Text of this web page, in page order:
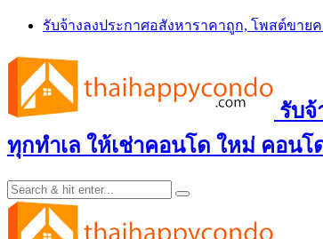
Skip
content
รับจ้างลงประกาศอสังหาราคาถูก, โพสต์ขา
รับจ้
ทุกทำเล ให้เช่าคอนโด ใหม่ คอน